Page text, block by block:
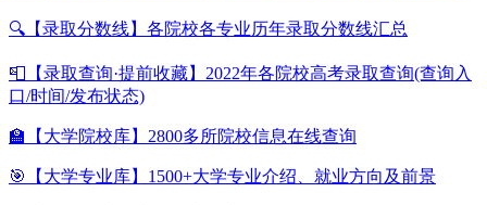
🔍【录取分数线】各院校各专业历年录取分数线汇总
📮【录取查询·提前收藏】2022年各院校高考录取查询(查询入
口/时间/发布状态)
🏫【大学院校库】2800多所院校信息在线查询
🎯【大学专业库】1500+大学专业介绍、就业方向及前景